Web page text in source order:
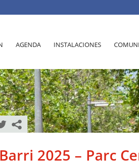
AGENDA INSTALACIONES
2025 – Parc